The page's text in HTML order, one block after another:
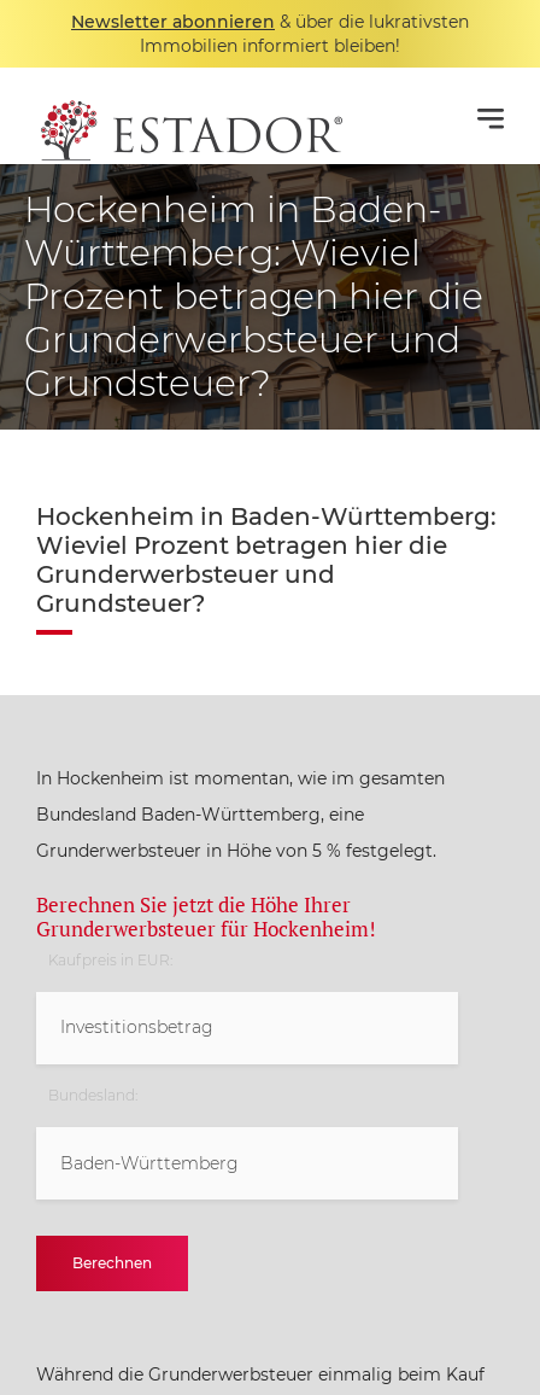
Newsletter abonnieren & über die lukrativsten
Immobilien informiert bleiben!
Hockenheim in Baden-
Württemberg: Wieviel
Prozent betragen hier die
Grunderwerbsteuer und
Grundsteuer?
Hockenheim in Baden-Württemberg:
Wieviel Prozent betragen hier die
Grunderwerbsteuer und
Grundsteuer?
In Hockenheim ist momentan, wie im gesamten
Bundesland Baden-Württemberg, eine
Grunderwerbsteuer in Höhe von 5 % festgelegt.
Berechnen Sie jetzt die Höhe Ihrer
Grunderwerbsteuer für Hockenheim!
Kaufpreis in EUR:
Bundesland:
Baden-Württemberg
Baden-Württemberg
Berlin
Berechnen
Während die Grunderwerbsteuer einmalig beim Kauf